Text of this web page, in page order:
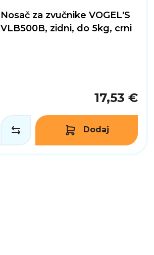
Nosač za zvučnike VOGEL'S
VLB500B, zidni, do 5kg, crni
17,53 €
Dodaj